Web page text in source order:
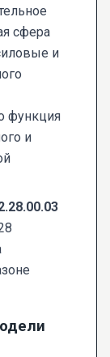
сфера
и
функция
и